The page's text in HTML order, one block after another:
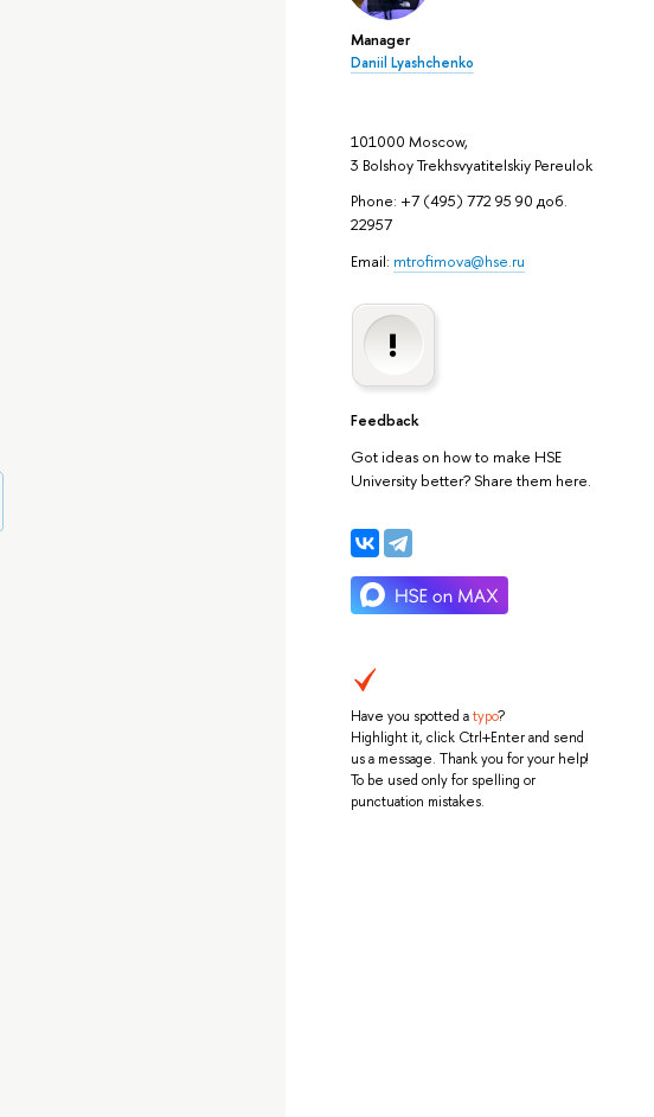
Manager
Daniil Lyashchenko
101000 Moscow,
3 Bolshoy Trekhsvyatitelskiy Pereulok
Phone: +7 (495) 772 95 90 доб.
22957
Email: mtrofimova@hse.ru
Feedback
Got ideas on how to make HSE
University better? Share them here.
Have you spotted atypo?
Highlight it, click Ctrl+Enter and send
us a message. Thank you for your help!
To be used only for spelling or
punctuation mistakes.